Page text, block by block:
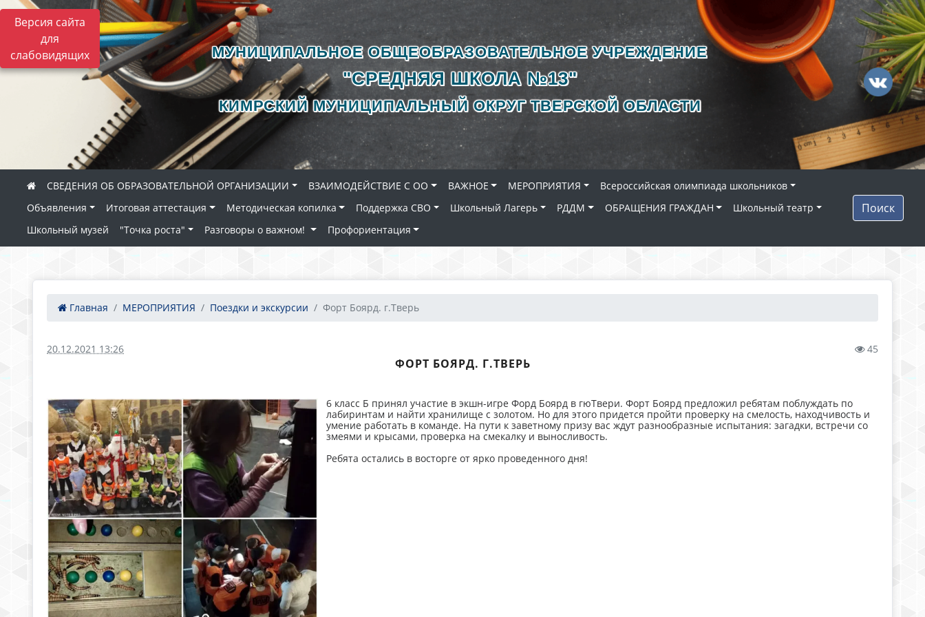
Версия сайта
для
слабовидящих
МУНИЦИПАЛЬНОЕ ОБЩЕОБРАЗОВАТЕЛЬНОЕ УЧРЕЖДЕНИЕ
"СРЕДНЯЯ ШКОЛА №13"
КИМРСКИЙ МУНИЦИПАЛЬНЫЙ ОКРУГ ТВЕРСКОЙ ОБЛАСТИ
СВЕДЕНИЯ ОБ ОБРАЗОВАТЕЛЬНОЙ ОРГАНИЗАЦИИ ВЗАИМОДЕЙСТВИЕ С ОО ВАЖНОЕ МЕРОПРИЯТИЯ
Всероссийская олимпиада школьников
Объявления
Итоговая аттестация Методическая копилка Поддержка СВО Школьный Лагерь РДДМ ОБРАЩЕНИЯ ГРАЖДАН
Школьный театр
Школьный музей
"Точка роста" Разговоры о важном! Профориентация
Поиск
Главная МЕРОПРИЯТИЯ Поездки и экскурсии Форт Боярд. г.Тверь
20.12.2021 13:26 45
ФОРТ БОЯРД. Г.ТВЕРЬ
6 класс Б принял участие в экшн-игре Форд Боярд в гюТвери. Форт Боярд предложил ребятам поблуждать по
лабиринтам и найти хранилище с золотом. Но для этого придется пройти проверку на смелость, находчивость и
умение работать в команде. На пути к заветному призу вас ждут разнообразные испытания: загадки, встречи со
змеями и крысами, проверка на смекалку и выносливость.
Ребята остались в восторге от ярко проведенного дня!